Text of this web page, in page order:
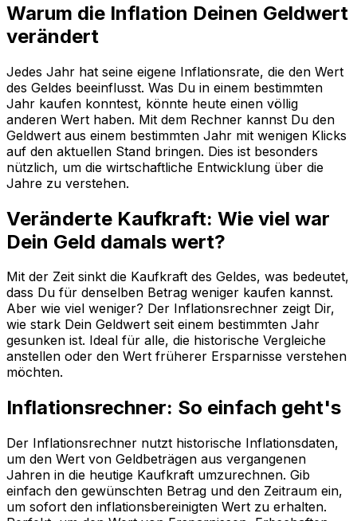
Warum die Inflation Deinen Geldwert
verändert
Jedes Jahr hat seine eigene Inflationsrate, die den Wert
des Geldes beeinflusst. Was Du in einem bestimmten
Jahr kaufen konntest, könnte heute einen völlig
anderen Wert haben. Mit dem Rechner kannst Du den
Geldwert aus einem bestimmten Jahr mit wenigen Klicks
auf den aktuellen Stand bringen. Dies ist besonders
nützlich, um die wirtschaftliche Entwicklung über die
Jahre zu verstehen.
Veränderte Kaufkraft: Wie viel war
Dein Geld damals wert?
Mit der Zeit sinkt die Kaufkraft des Geldes, was bedeutet,
dass Du für denselben Betrag weniger kaufen kannst.
Aber wie viel weniger? Der Inflationsrechner zeigt Dir,
wie stark Dein Geldwert seit einem bestimmten Jahr
gesunken ist. Ideal für alle, die historische Vergleiche
anstellen oder den Wert früherer Ersparnisse verstehen
möchten.
Inflationsrechner: So einfach geht's
Der Inflationsrechner nutzt historische Inflationsdaten,
um den Wert von Geldbeträgen aus vergangenen
Jahren in die heutige Kaufkraft umzurechnen. Gib
einfach den gewünschten Betrag und den Zeitraum ein,
um sofort den inflationsbereinigten Wert zu erhalten.